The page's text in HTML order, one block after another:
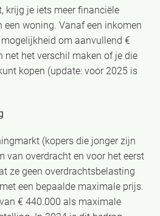
krijg je iets meer financiële
een woning. Vanaf een inkomen
om aanvullend €
net het verschil maken of je die
kopen (update: voor 2025 is
(kopers die jonger zijn
van overdracht en voor het eerst
ze geen overdrachtsbelasting
een bepaalde maximale prijs.
€ 440.000 als maximale